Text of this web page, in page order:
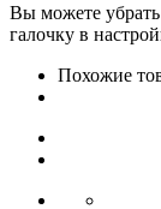
Вы можете
галочку в
Похожие